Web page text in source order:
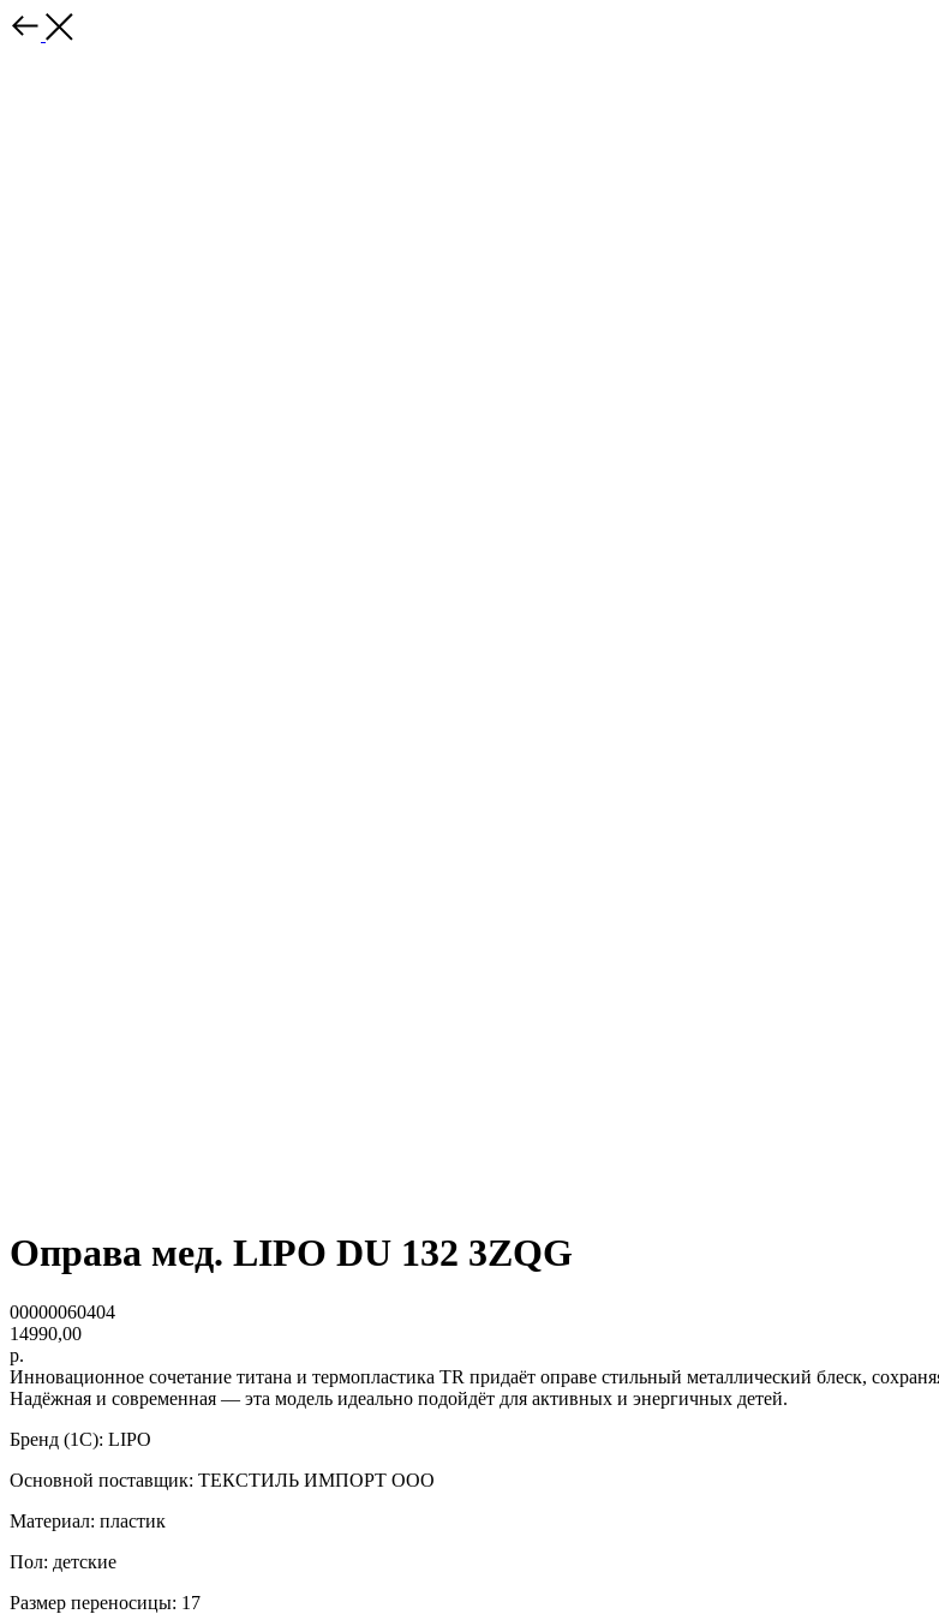
Оправа мед. LIPO DU 132 3ZQG
00000060404
14990,00
р.
Инновационное сочетание титана и термопластика TR придаёт оправе стильный металлический блеск,
Надёжная и современная — эта модель идеально подойдёт для активных и энергичных детей.
Бренд (1С): LIPO
Основной поставщик: ТЕКСТИЛЬ ИМПОРТ ООО
Материал: пластик
Пол: детские
Размер переносицы: 17